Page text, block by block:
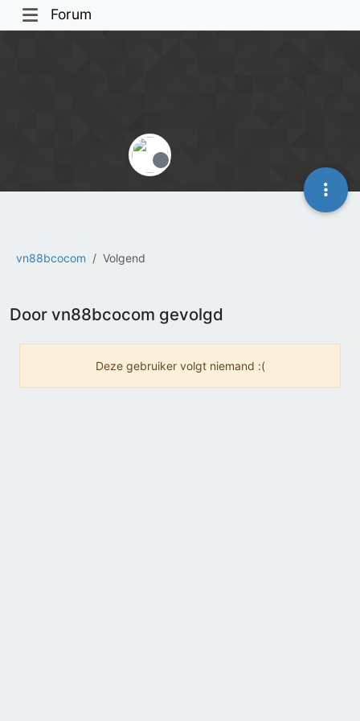
Forum
vn88bcocom Volgend
Offline
Door vn88bcocom gevolgd
Deze gebruiker volgt niemand :(